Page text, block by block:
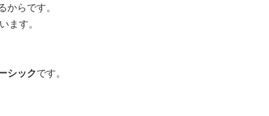
らです。
ます。
シックです。